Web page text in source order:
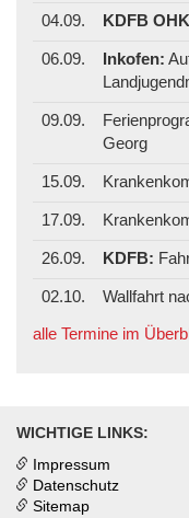
04.09. KDFB OHK
06.09. Inkofen:
09.09.
Georg
15.09.
17.09.
26.09. KDFB:
02.10.
Wallfahrt
alle Termine im
WICHTIGE LINKS:
Impressum
Datenschutz
Sitemap